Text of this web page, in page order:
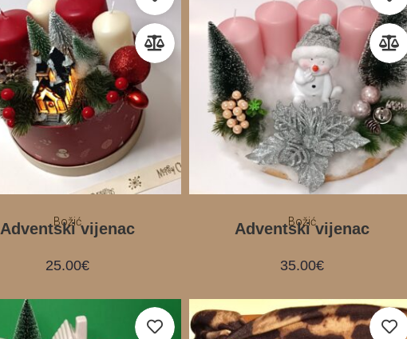
Božić
Adventski vijenac
25.00€
Božić
Adventski vijenac
35.00€